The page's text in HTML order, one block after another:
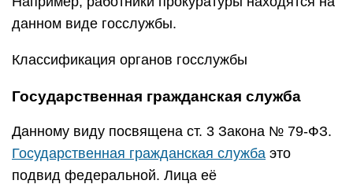
данном виде госслужбы.
Классификация органов госслужбы
Государственная гражданская служба
Данному виду посвящена ст. 3 Закона № 79-ФЗ.
Государственная гражданская служба это
подвид федеральной. Лица её